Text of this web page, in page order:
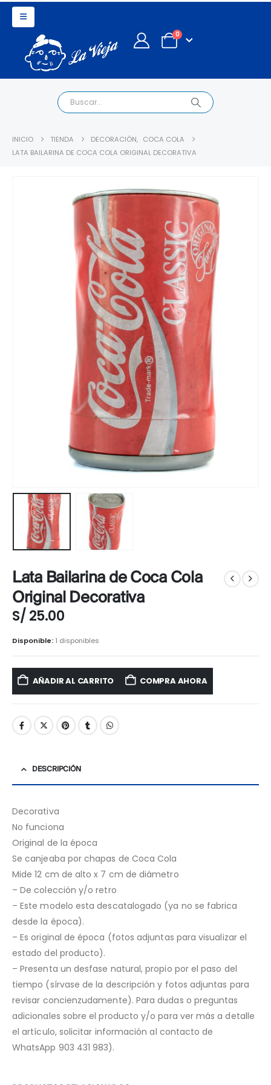
0
INICIO TIENDA DECORACIÓN, COCA COLA
LATA BAILARINA DE COCA COLA ORIGINAL DECORATIVA
Lata Bailarina de Coca Cola
Original Decorativa
S/ 25.00
Disponible: 1 disponibles
AÑADIR AL CARRITO COMPRA AHORA
DESCRIPCIÓN
Decorativa
No funciona
Original de la época
Se canjeaba por chapas de Coca Cola
Mide 12 cm de alto x 7 cm de diámetro
– De colección y/o retro
– Este modelo esta descatalogado (ya no se fabrica
desde la época).
– Es original de época (fotos adjuntas para visualizar el
estado del producto).
– Presenta un desfase natural, propio por el paso del
tiempo (sírvase de la descripción y fotos adjuntas para
revisar concienzudamente). Para dudas o preguntas
adicionales sobre el producto y/o para ver más a detalle
el artículo, solicitar información al contacto de
WhatsApp 903 431 983).